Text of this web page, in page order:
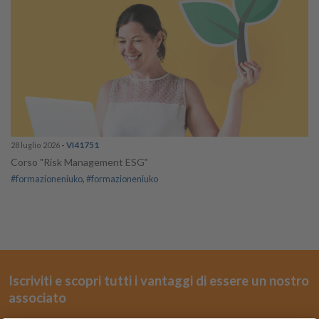
28 luglio 2026 - VI41751
Corso "Risk Management ESG"
#formazioneniuko #formazioneniuko
Iscriviti e scopri tutti i vantaggi di essere un nostro
associato